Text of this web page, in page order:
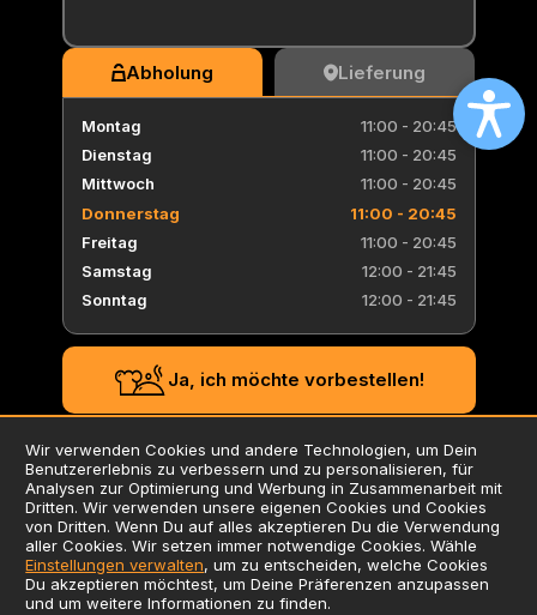
Abholung Lieferung
Montag
11:00 - 20:45
Dienstag
11:00 - 20:45
Mittwoch
11:00 - 20:45
Donnerstag
11:00 - 20:45
Freitag
11:00 - 20:45
Samstag
12:00 - 21:45
Sonntag
12:00 - 21:45
Ja, ich möchte vorbestellen!
AGB
Datenschutzerklärung
Impressum
Verwendung von Cookies
Zusatzstoffliste / Allergene
Wir verwenden Cookies und andere Technologien, um Dein
Benutzererlebnis zu verbessern und zu personalisieren, für
Analysen zur Optimierung und Werbung in Zusammenarbeit mit
Dritten. Wir verwenden unsere eigenen Cookies und Cookies
von Dritten. Wenn Du auf alles akzeptieren Du die Verwendung
aller Cookies. Wir setzen immer notwendige Cookies. Wähle
Einstellungen verwalten, um zu entscheiden, welche Cookies
Du akzeptieren möchtest, um Deine Präferenzen anzupassen
und um weitere Informationen zu finden.